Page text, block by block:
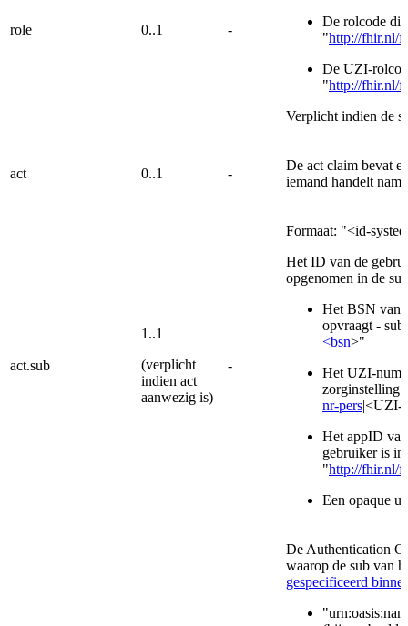
role 0..1 -
De rolcode
"http://fhir.nl/
De UZI-
"http://fhir.nl/
Verplicht indien de
act 0..1 -
De act claim bevat
iemand handelt
act.sub
1..1
(verplicht
indien act
aanwezig is)
-
Formaat: "<id-
Het ID van de
opgenomen in de
Het BSN van
opvraagt -
<bsn>"
Het UZI-
zorginstelling
nr-pers|<UZI-
Het appID
gebruiker is
"http://fhir.nl/
Een opaque
De Authentication
waarop de sub van
gespecificeerd